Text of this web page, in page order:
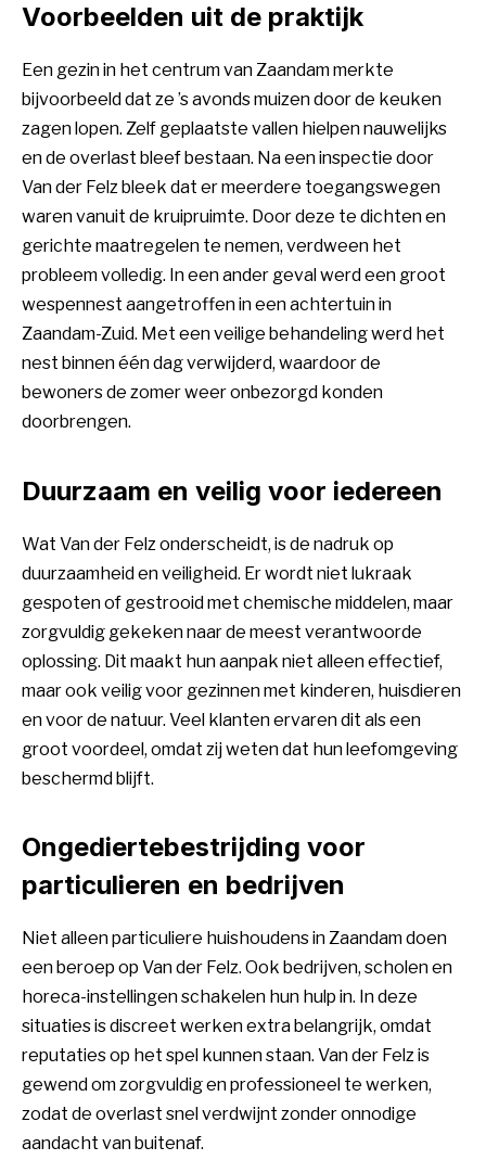
Voorbeelden uit de praktijk
Een gezin in het centrum van Zaandam merkte
bijvoorbeeld dat ze ’s avonds muizen door de keuken
zagen lopen. Zelf geplaatste vallen hielpen nauwelijks
en de overlast bleef bestaan. Na een inspectie door
Van der Felz bleek dat er meerdere toegangswegen
waren vanuit de kruipruimte. Door deze te dichten en
gerichte maatregelen te nemen, verdween het
probleem volledig. In een ander geval werd een groot
wespennest aangetroffen in een achtertuin in
Zaandam-Zuid. Met een veilige behandeling werd het
nest binnen één dag verwijderd, waardoor de
bewoners de zomer weer onbezorgd konden
doorbrengen.
Duurzaam en veilig voor iedereen
Wat Van der Felz onderscheidt, is de nadruk op
duurzaamheid en veiligheid. Er wordt niet lukraak
gespoten of gestrooid met chemische middelen, maar
zorgvuldig gekeken naar de meest verantwoorde
oplossing. Dit maakt hun aanpak niet alleen effectief,
maar ook veilig voor gezinnen met kinderen, huisdieren
en voor de natuur. Veel klanten ervaren dit als een
groot voordeel, omdat zij weten dat hun leefomgeving
beschermd blijft.
Ongediertebestrijding voor
particulieren en bedrijven
Niet alleen particuliere huishoudens in Zaandam doen
een beroep op Van der Felz. Ook bedrijven, scholen en
horeca-instellingen schakelen hun hulp in. In deze
situaties is discreet werken extra belangrijk, omdat
reputaties op het spel kunnen staan. Van der Felz is
gewend om zorgvuldig en professioneel te werken,
zodat de overlast snel verdwijnt zonder onnodige
aandacht van buitenaf.